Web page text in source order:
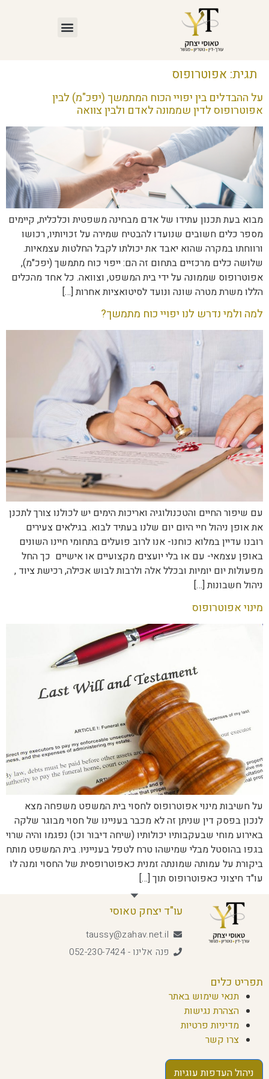
תגית: אפוטרופוס
על ההבדלים בין יפויי הכוח המתמשך (יפכ"מ) לבין
אפוטרופוס לדין שממונה לאדם ולבין צוואה
מבוא בעת תכנון עתידו של אדם מבחינה משפטית וכלכלית, קיימים
מספר כלים חשובים שנועדו להבטיח שמירה על זכויותיו, רכושו
ורווחתו במקרה שהוא יאבד את יכולתו לקבל החלטות עצמאיות.
שלושה כלים מרכזיים בתחום זה הם: ייפוי כוח מתמשך (יפכ"מ),
אפוטרופוס שממונה על ידי בית המשפט, וצוואה. כל אחד מהכלים
הללו משרת מטרה שונה ונועד לסיטואציות אחרות […]
למה ולמי נדרש לנו יפויי כוח מתמשך?
עם שיפור החיים והטכנולוגיה ואריכות הימים יש לכולנו צורך לתכנן
את אופן ניהול חיי היום יום שלנו בעתיד לבוא. בגילאים צעירים
רובנו עדיין במלוא כוחנו- אנו לרוב פועלים בתחומי חיינו השונים
באופן עצמאי- עם או בלי יועצים מקצועיים או אישיים כך החל
מפעולות יום יומיות ובכלל אלה ולרבות לבוש אכילה, רכישת ציוד ,
ניהול חשבונות […]
מינוי אפוטרופוס
על חשיבות מינוי אפוטרופוס לחסוי בית המשפט משפחה מצא
לנכון בפסק דין שניתן זה לא מכבר בעניינו של חסוי מבוגר שלקה
באירוע מוחי שבעקבותיו יכולותיו (שיחה דיבור וכו) נפגמו והיה שרוי
בגפו בהוסטל מבלי שמישהו טרח לטפל בענייניו. בית המשפט מותח
ביקורת על עמותה שמונתה זמנית כאפוטרופסית של החסוי ומנה לו
עו"ד חיצוני כאפוטרופוס תוך […]
עו"ד יצחק טאוסי
taussy@zahav.net.il
פנה אלינו - 052-230-7424
תפריט כלים
תנאי שימוש באתר
הצהרת נגישות
מדיניות פרטיות
צרו קשר
ניהול העדפות עוגיות